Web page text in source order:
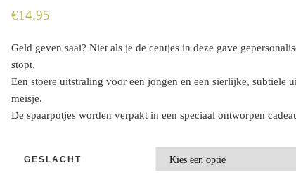
€14.95
Geld geven saai? Niet als je de centjes in deze gave
stopt.
Een stoere uitstraling voor een jongen en een sierlijke, subtiele
meisje.
De spaarpotjes worden verpakt in een speciaal ontworpen
GESLACHT